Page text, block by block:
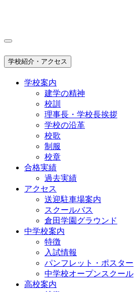
学校紹介・アクセス
学校案内
建学の精神
校訓
理事長・学校長挨拶
学校の沿革
校歌
制服
校章
合格実績
過去実績
アクセス
送迎駐車場案内
スクールバス
倉田学園グラウンド
中学校案内
特徴
入試情報
パンフレット・ポスター
中学校オープンスクール
高校案内